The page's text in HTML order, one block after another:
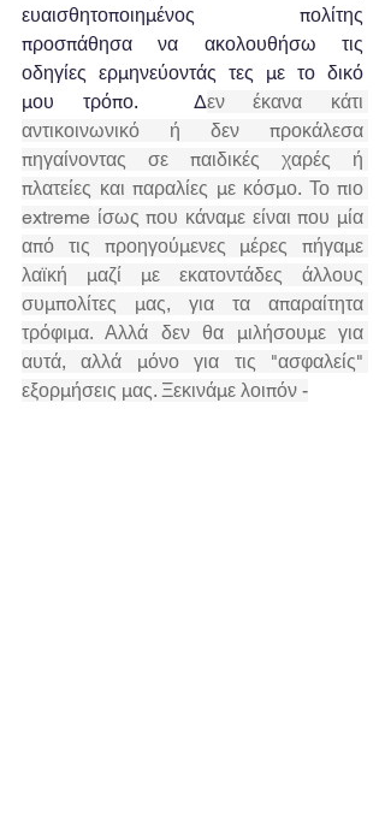
ευαισθητοποιημένος πολίτης
προσπάθησα να ακολουθήσω τις
οδηγίες ερμηνεύοντάς τες με το δικό
μου τρόπο.  Δεν έκανα κάτι
αντικοινωνικό ή δεν προκάλεσα
πηγαίνοντας σε παιδικές χαρές ή
πλατείες και παραλίες με κόσμο. Το πιο
extreme ίσως που κάναμε είναι που μία
από τις προηγούμενες μέρες πήγαμε
λαϊκή μαζί με εκατοντάδες άλλους
συμπολίτες μας, για τα απαραίτητα
τρόφιμα. Αλλά δεν θα μιλήσουμε για
αυτά, αλλά μόνο για τις "ασφαλείς"
εξορμήσεις μας. Ξεκινάμε λοιπόν -